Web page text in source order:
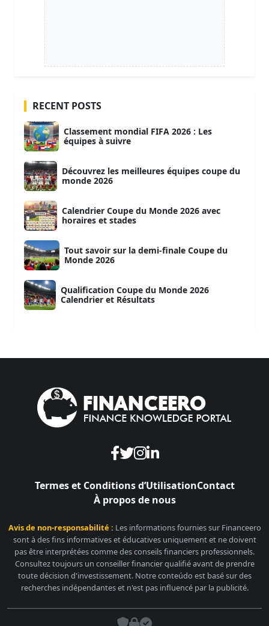
RECENT POSTS
Classement mondial FIFA 2026 : Les
équipes à suivre
Découvrez les meilleures équipes coupe du
monde 2026
Calendrier Coupe du Monde 2026 avec
horaires et stades
Tout savoir sur la demi-finale Coupe du
Monde 2026
Qualification Coupe du Monde 2026
Calendrier et Résultats
Termes et Conditions d’UtilisationContact
À propos de nous
Avis de non-responsabilité : Les informations fournies sur Financeero
sont à des fins informatives et éducatives uniquement et ne doivent
pas être interprétées comme des conseils financiers professionnels.
Consultez toujours un conseiller financier qualifié avant de prendre
toute décision d'investissement. Notre conteúdo est basé sur des
recherches indépendantes et n'est pas influencé par la publicité.